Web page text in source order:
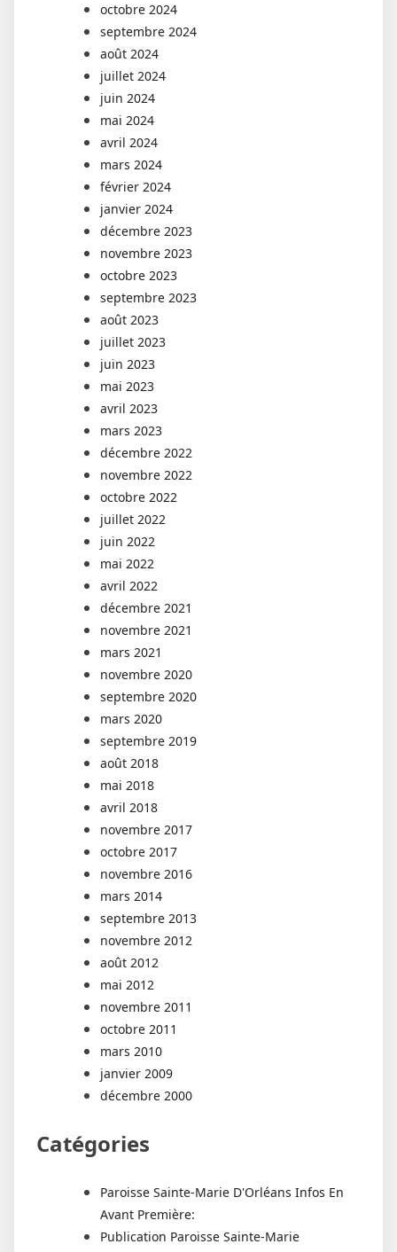
octobre 2024
septembre 2024
août 2024
juillet 2024
juin 2024
mai 2024
avril 2024
mars 2024
février 2024
janvier 2024
décembre 2023
novembre 2023
octobre 2023
septembre 2023
août 2023
juillet 2023
juin 2023
mai 2023
avril 2023
mars 2023
décembre 2022
novembre 2022
octobre 2022
juillet 2022
juin 2022
mai 2022
avril 2022
décembre 2021
novembre 2021
mars 2021
novembre 2020
septembre 2020
mars 2020
septembre 2019
août 2018
mai 2018
avril 2018
novembre 2017
octobre 2017
novembre 2016
mars 2014
septembre 2013
novembre 2012
août 2012
mai 2012
novembre 2011
octobre 2011
mars 2010
janvier 2009
décembre 2000
Catégories
Paroisse Sainte-Marie D'Orléans Infos En
Avant Première:
Publication Paroisse Sainte-Marie